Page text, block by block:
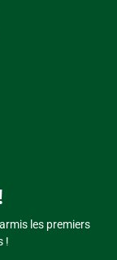
les premiers
!